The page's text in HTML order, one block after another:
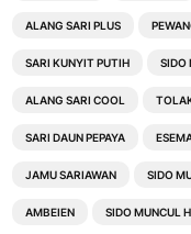
ALANG SARI PLUS
SARI KUNYIT PUTIH SIDO
ALANG SARI COOL
SARI DAUN PEPAYA
JAMU SARIAWAN SIDO
AMBEIEN SIDO MUNCUL